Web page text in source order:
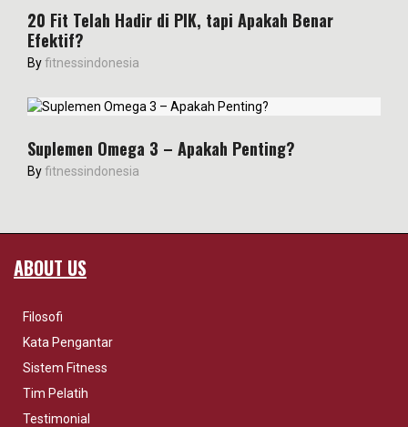
20 Fit Telah Hadir di PIK, tapi Apakah Benar
Efektif?
Byfitnessindonesia
Suplemen Omega 3 – Apakah Penting?
Byfitnessindonesia
ABOUT US
Filosofi
Kata Pengantar
Sistem Fitness
Tim Pelatih
Testimonial